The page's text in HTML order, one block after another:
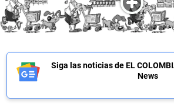
Siga las noticias de EL
News